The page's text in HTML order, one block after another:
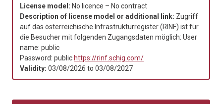
License model: No licence – No contract
Description of license model or additional link: Zugriff
auf das österreichische Infrastrukturregister (RINF) ist für
die Besucher mit folgenden Zugangsdaten möglich: User
name: public
Password: public https://rinf.schig.com/
Validity: 03/08/2026 to 03/08/2027